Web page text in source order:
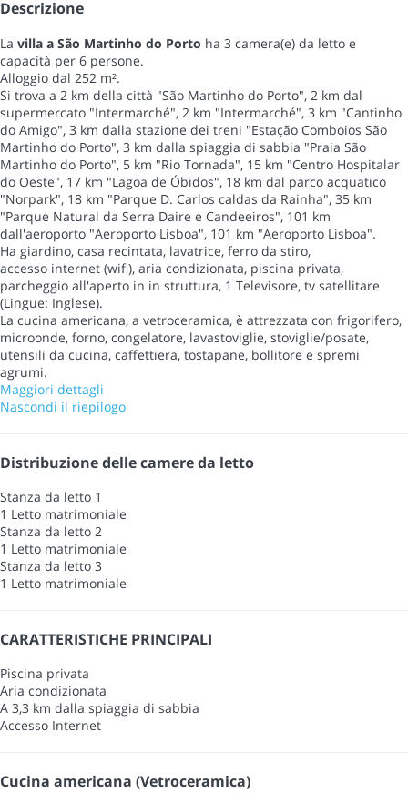
Descrizione
La villa a São Martinho do Porto ha 3 camera(e) da letto e
capacità per 6 persone.
Alloggio dal 252 m².
Si trova a 2 km della città "São Martinho do Porto", 2 km dal
supermercato "Intermarché", 2 km "Intermarché", 3 km "Cantinho
do Amigo", 3 km dalla stazione dei treni "Estação Comboios São
Martinho do Porto", 3 km dalla spiaggia di sabbia "Praia São
Martinho do Porto", 5 km "Rio Tornada", 15 km "Centro Hospitalar
do Oeste", 17 km "Lagoa de Óbidos", 18 km dal parco acquatico
"Norpark", 18 km "Parque D. Carlos caldas da Rainha", 35 km
"Parque Natural da Serra Daire e Candeeiros", 101 km
dall'aeroporto "Aeroporto Lisboa", 101 km "Aeroporto Lisboa".
Ha giardino, casa recintata, lavatrice, ferro da stiro,
accesso internet (wifi), aria condizionata, piscina privata,
parcheggio all'aperto in in struttura, 1 Televisore, tv satellitare
(Lingue: Inglese).
La cucina americana, a vetroceramica, è attrezzata con frigorifero,
microonde, forno, congelatore, lavastoviglie, stoviglie/posate,
utensili da cucina, caffettiera, tostapane, bollitore e spremi
agrumi.
Maggiori dettagli
Nascondi il riepilogo
Distribuzione delle camere da letto
Stanza da letto 1
1 Letto matrimoniale
Stanza da letto 2
1 Letto matrimoniale
Stanza da letto 3
1 Letto matrimoniale
CARATTERISTICHE PRINCIPALI
Piscina privata
Aria condizionata
A 3,3 km dalla spiaggia di sabbia
Accesso Internet
Cucina americana (Vetroceramica)